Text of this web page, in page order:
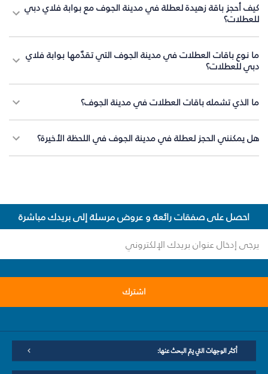
كيف أحجز باقة زهيدة لعطلة في مدينة الجوف مع بوابة فلاي دبي
للعطلات؟
ما نوع باقات العطلات في مدينة الجوف التي تقدّمها بوابة فلاي
دبي للعطلات؟
ما الذي تشمله باقات العطلات في مدينة الجوف؟
هل يمكنني الحجز لعطلة في مدينة الجوف في اللحظة الأخيرة؟
احصل على صفقات رائعة و عروض مرسلة إلى بريدك مباشرة
اشترك
أكثر الوجهات التي يتم البحث عنها: